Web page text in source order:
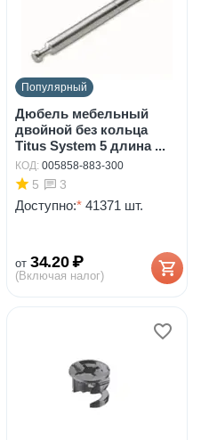
Популярный
Дюбель мебельный
двойной без кольца
Titus System 5 длина ...
КОД: 005858-883-300
5 3
Доступно:* 41371 шт.
от 34.20 ₽
(Включая налог)